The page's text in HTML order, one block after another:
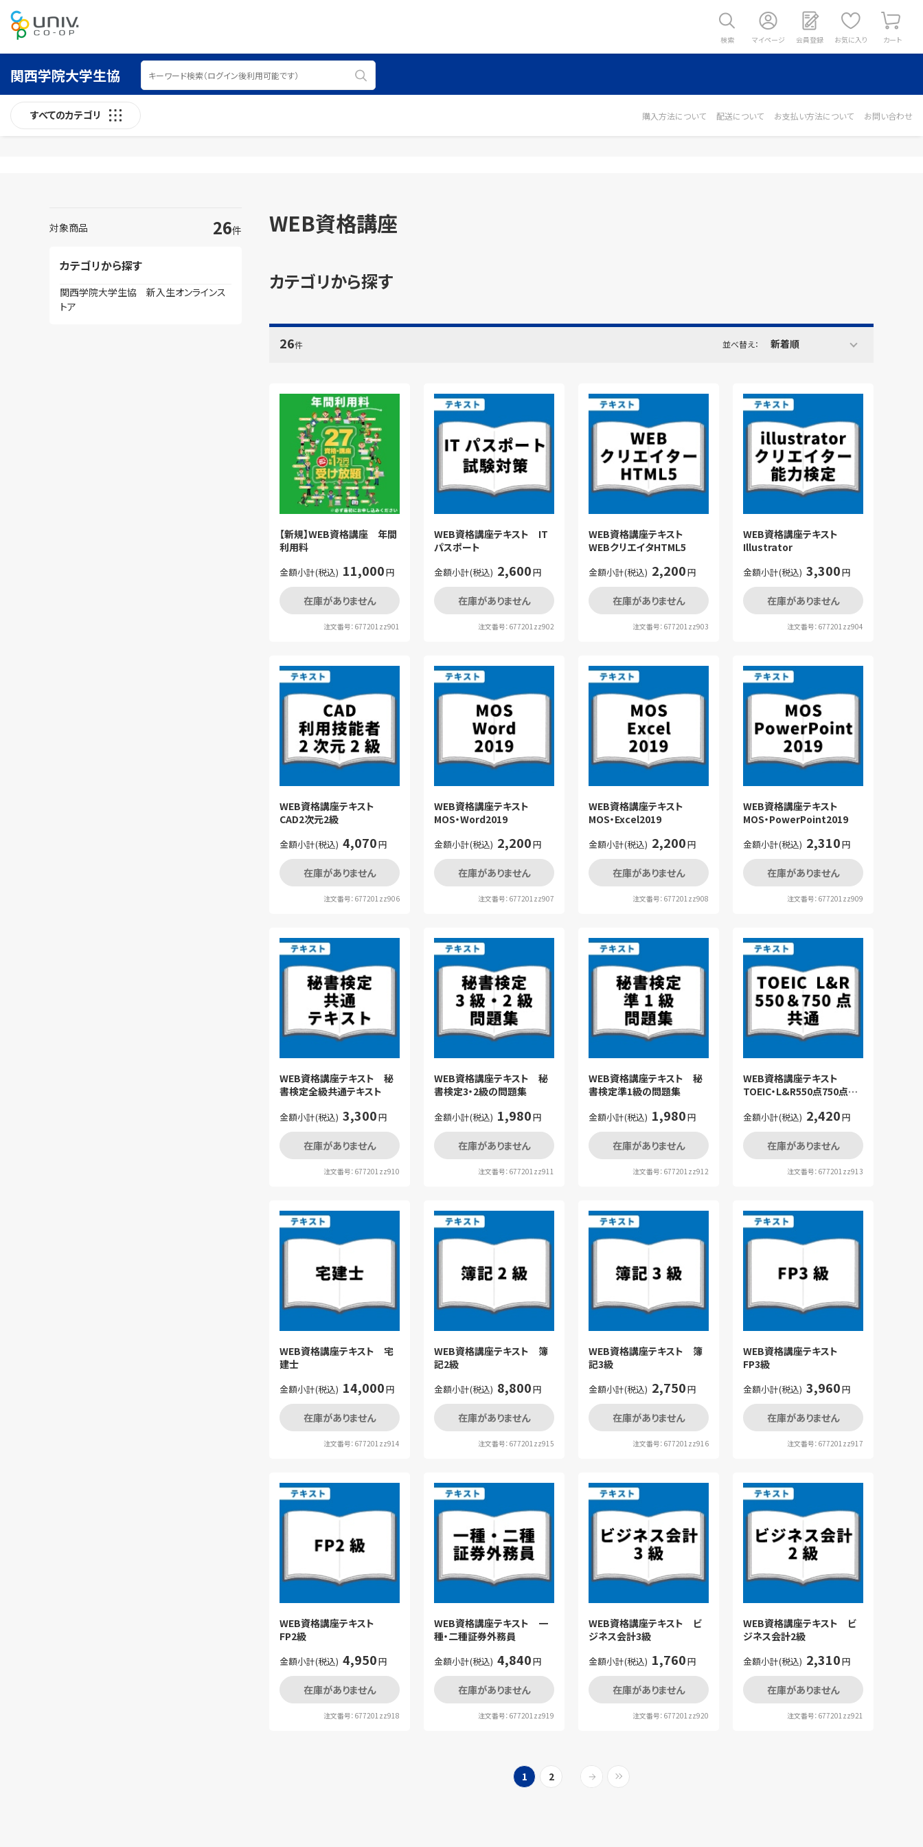
検索 マイページ 会員登録 お気に入り カート
関西学院大学生協
すべてのカテゴリ 購入方法について 配送について お支払い方法について お問い合わせ
対象商品 26件
カテゴリから探す
関西学院大学生協 新入生オンラインス
トア
WEB資格講座
カテゴリから探す
26件 並べ替え： 新着順
【新規】WEB資格講座 年間
利用料
金額小計(税込) 11,000円
在庫がありません
注文番号：677201zz901
WEB資格講座テキスト IT
パスポート
金額小計(税込) 2,600円
在庫がありません
注文番号：677201zz902
WEB資格講座テキスト
WEBクリエイタHTML5
金額小計(税込) 2,200円
在庫がありません
注文番号：677201zz903
WEB資格講座テキスト
Illustrator
金額小計(税込) 3,300円
在庫がありません
注文番号：677201zz904
WEB資格講座テキスト
CAD2次元2級
金額小計(税込) 4,070円
在庫がありません
注文番号：677201zz906
WEB資格講座テキスト
MOS・Word2019
金額小計(税込) 2,200円
在庫がありません
注文番号：677201zz907
WEB資格講座テキスト
MOS・Excel2019
金額小計(税込) 2,200円
在庫がありません
注文番号：677201zz908
WEB資格講座テキスト
MOS・PowerPoint2019
金額小計(税込) 2,310円
在庫がありません
注文番号：677201zz909
WEB資格講座テキスト 秘
書検定全級共通テキスト
金額小計(税込) 3,300円
在庫がありません
注文番号：677201zz910
WEB資格講座テキスト 秘
書検定3・2級の問題集
金額小計(税込) 1,980円
在庫がありません
注文番号：677201zz911
WEB資格講座テキスト 秘
書検定準1級の問題集
金額小計(税込) 1,980円
在庫がありません
注文番号：677201zz912
WEB資格講座テキスト
TOEIC・L&R550点750点共
金額小計(税込) 2,420円
在庫がありません
注文番号：677201zz913
WEB資格講座テキスト 宅
建士
金額小計(税込) 14,000円
在庫がありません
注文番号：677201zz914
WEB資格講座テキスト 簿
記2級
金額小計(税込) 8,800円
在庫がありません
注文番号：677201zz915
WEB資格講座テキスト 簿
記3級
金額小計(税込) 2,750円
在庫がありません
注文番号：677201zz916
WEB資格講座テキスト
FP3級
金額小計(税込) 3,960円
在庫がありません
注文番号：677201zz917
WEB資格講座テキスト
FP2級
金額小計(税込) 4,950円
在庫がありません
注文番号：677201zz918
WEB資格講座テキスト 一
種・二種証券外務員
金額小計(税込) 4,840円
在庫がありません
注文番号：677201zz919
WEB資格講座テキスト ビ
ジネス会計3級
金額小計(税込) 1,760円
在庫がありません
注文番号：677201zz920
WEB資格講座テキスト ビ
ジネス会計2級
金額小計(税込) 2,310円
在庫がありません
注文番号：677201zz921
1 2